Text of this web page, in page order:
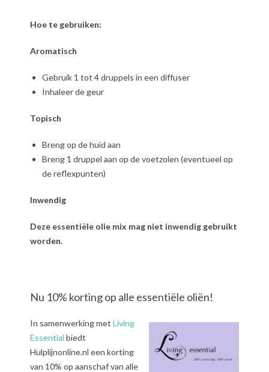
Hoe te gebruiken:
Aromatisch
Gebruik 1 tot 4 druppels in een diffuser
Inhaleer de geur
Topisch
Breng op de huid aan
Breng 1 druppel aan op de voetzolen (eventueel op
de reflexpunten)
Inwendig
Deze essentiële olie mix mag niet inwendig gebruikt
worden.
Nu 10% korting op alle essentiële oliën!
In samenwerking met Living
Essential biedt
Hulplijnonline.nl een korting
van 10% op aanschaf van alle